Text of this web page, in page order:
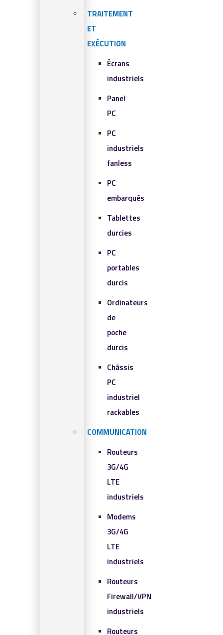
TRAITEMENT
ET
EXÉCUTION
Écrans
industriels
Panel
PC
PC
industriels
fanless
PC
embarqués
Tablettes
durcies
PC
portables
durcis
Ordinateurs
de
poche
durcis
Châssis
PC
industriel
rackables​
COMMUNICATION
Routeurs
3G/4G
LTE
industriels
Modems
3G/4G
LTE
industriels
Routeurs
Firewall/VPN
industriels
Routeurs